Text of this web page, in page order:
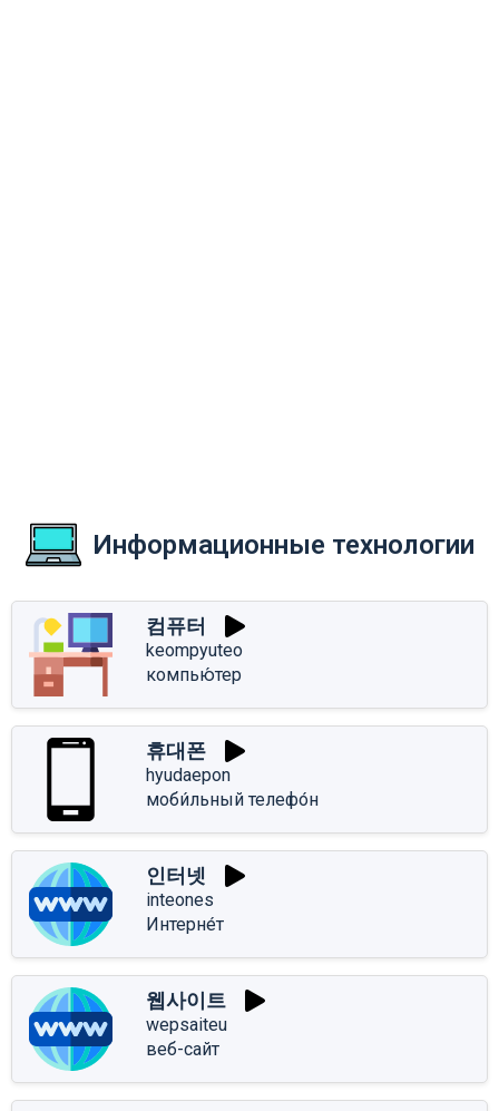
Информационные технологии
컴퓨터
keompyuteo
компью́тер
휴대폰
hyudaepon
моби́льный телефо́н
인터넷
inteones
Интерне́т
웹사이트
wepsaiteu
веб-сайт